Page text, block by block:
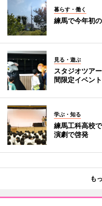
暮らす・働く
練馬で今年初
見る・遊ぶ
スタジオツア
間限定イベン
学ぶ・知る
練馬工科高校
演劇で啓発
も